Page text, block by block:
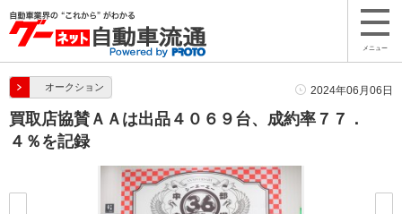
メニュー
オークション 2024年06月06日
買取店協賛ＡＡは出品４０６９台、成約率７７．
４％を記録